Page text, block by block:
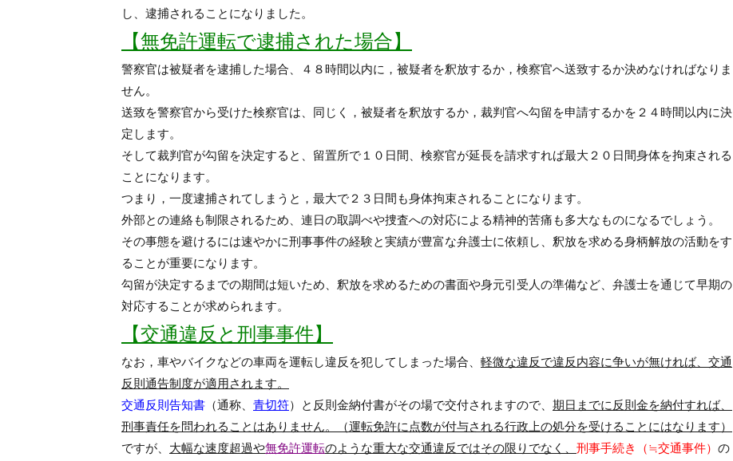
し、逮捕されることになりました。
【無免許運転で逮捕された場合】
警察官は被疑者を逮捕した場合、４８時間以内に，被疑者を釈放するか，検察官へ送致するか決めなければなりま
せん。
送致を警察官から受けた検察官は、同じく，被疑者を釈放するか，裁判官へ勾留を申請するかを２４時間以内に決
定します。
そして裁判官が勾留を決定すると、留置所で１０日間、検察官が延長を請求すれば最大２０日間身体を拘束される
ことになります。
つまり，一度逮捕されてしまうと，最大で２３日間も身体拘束されることになります。
外部との連絡も制限されるため、連日の取調べや捜査への対応による精神的苦痛も多大なものになるでしょう。
その事態を避けるには速やかに刑事事件の経験と実績が豊富な弁護士に依頼し、釈放を求める身柄解放の活動をす
ることが重要になります。
勾留が決定するまでの期間は短いため、釈放を求めるための書面や身元引受人の準備など、弁護士を通じて早期の
対応することが求められます。
【交通違反と刑事事件】
なお，車やバイクなどの車両を運転し違反を犯してしまった場合、 軽微な違反で違反内容に争いが無ければ、交通
反則通告制度が適用されます。
交通反則告知書 （通称、 青切符）と反則金納付書がその場で交付されますので、 期日までに反則金を納付すれば、
刑事責任を問われることはありません。（運転免許に点数が付与される行政上の処分を受けることにはなります）
ですが、 大幅な速度超過や無免許運転のような重大な交通違反ではその限りでなく、 刑事手続き（≒交通事件） の